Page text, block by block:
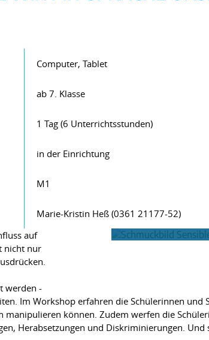
Computer, Tablet
ab 7. Klasse
1 Tag (6 Unterrichtsstunden)
in der Einrichtung
M1
Marie-Kristin Heß (0361 21177-52)
auf
nicht nur
werden -
Im Workshop erfahren die Schülerinnen
manipulieren können. Zudem werfen die
Herabsetzungen und Diskriminierungen.